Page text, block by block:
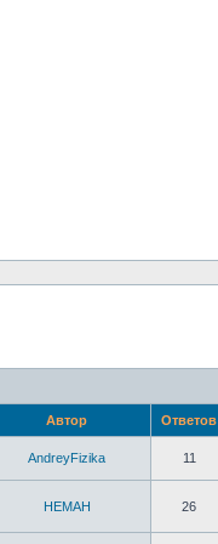
Автор Ответов
AndreyFizika 11
HEMAH 26